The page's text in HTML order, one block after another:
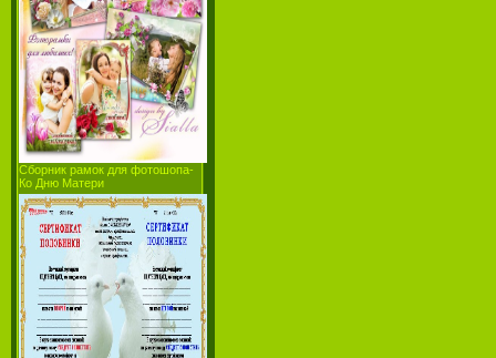
Сборник рамок для фотошопа-
Ко Дню Матери